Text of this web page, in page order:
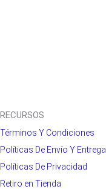
RECURSOS
Términos Y Condiciones
Políticas De Envío Y Entrega
Políticas De Privacidad
Retiro en Tienda